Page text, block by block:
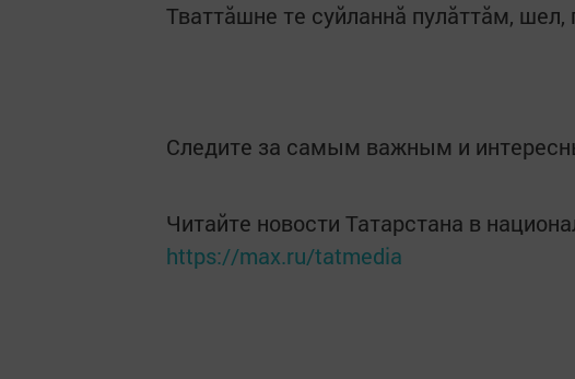
Тваттӑшне те суйланнӑ пулӑттӑм,
Следите за самым важным и
Читайте новости Татарстана в
https://max.ru/tatmedia